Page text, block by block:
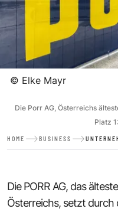
© Elke Mayr
Die Porr AG, Österreichs
Platz
HOME BUSINESS
Die PORR AG, das
Österreichs, setzt